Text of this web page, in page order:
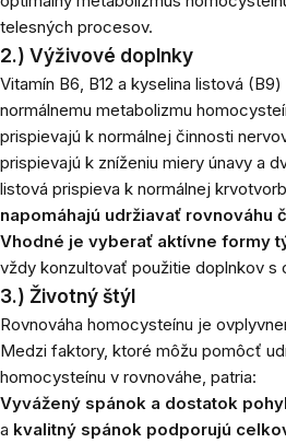
telesných procesov.
2.) Výživové doplnky
Vitamín B6, B12 a kyselina listová
normálnemu metabolizmu
prispievajú k normálnej činnosti
prispievajú k zníženiu miery únavy a
listová prispieva k normálnej
napomáhajú udržiavať rovnováhu
Vhodné je vyberať aktívne formy
vždy konzultovať použitie doplnkov s
3.) Životný štýl
Rovnováha homocysteínu je
Medzi faktory, ktoré môžu pomôcť
homocysteínu v rovnováhe, patria:
Vyvážený spánok a dostatok
a kvalitný spánok podporujú